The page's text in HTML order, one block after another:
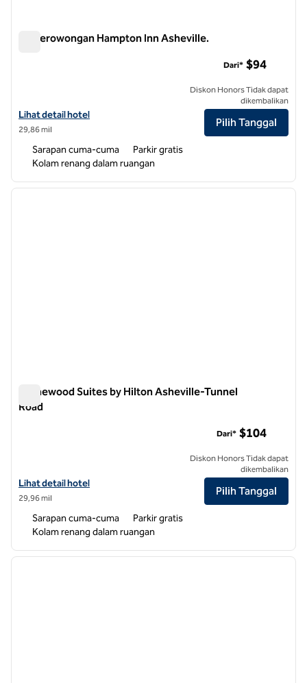
Rd Terowongan Hampton Inn Asheville.
Lihat detail hotel untuk Hampton Inn Asheville-Tunnel Rd.
Lihat detail hotel
29,86 mil
Dari* $94
Diskon Honors Tidak dapat
dikembalikan
Pilih Tanggal
Sarapan cuma-cuma
Parkir gratis
Kolam renang dalam ruangan
1 dari 11
Homewood Suites by Hilton Asheville-Tunnel
Road
Lihat detail hotel untuk Homewood Suites by Hilton Asheville-
Lihat detail hotel
29,96 mil
Dari* $104
Diskon Honors Tidak dapat
dikembalikan
Pilih Tanggal
Sarapan cuma-cuma
Parkir gratis
Kolam renang dalam ruangan
1 dari 12